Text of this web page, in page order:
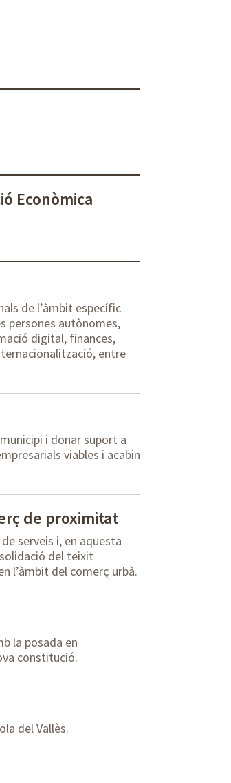
Econòmica
de l’àmbit específic
persones autònomes,
digital, finances,
entre
i donar suport a
viables i acabin
de proximitat
serveis i, en aquesta
del teixit
l’àmbit del comerç urbà.
la posada en
constitució.
del Vallès.